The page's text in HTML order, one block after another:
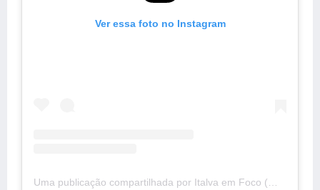
Ver essa foto no Instagram
Uma publicação compartilhada por Italva em Foco (@italvaemfoco)